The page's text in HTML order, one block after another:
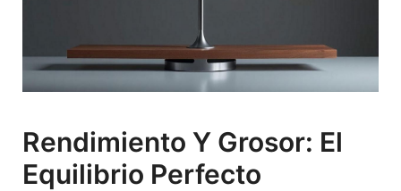
Rendimiento Y Grosor: El
Equilibrio Perfecto